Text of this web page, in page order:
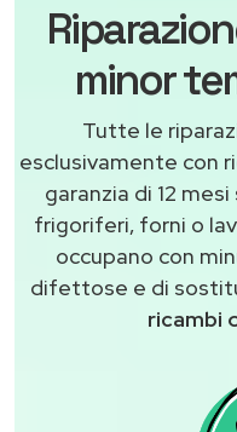
minor
Tutte le
esclusivamente con
garanzia di 12
frigoriferi, forni o
occupano con
difettose e di
ricambi